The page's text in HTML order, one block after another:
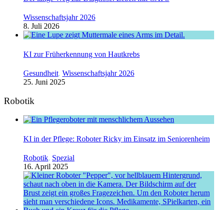
Wissenschaftsjahr 2026
8. Juli 2026
KI zur Früherkennung von Hautkrebs
Gesundheit, Wissenschaftsjahr 2026
25. Juni 2025
Robotik
KI in der Pflege: Roboter Ricky im Einsatz im Seniorenheim
Robotik, Spezial
16. April 2025